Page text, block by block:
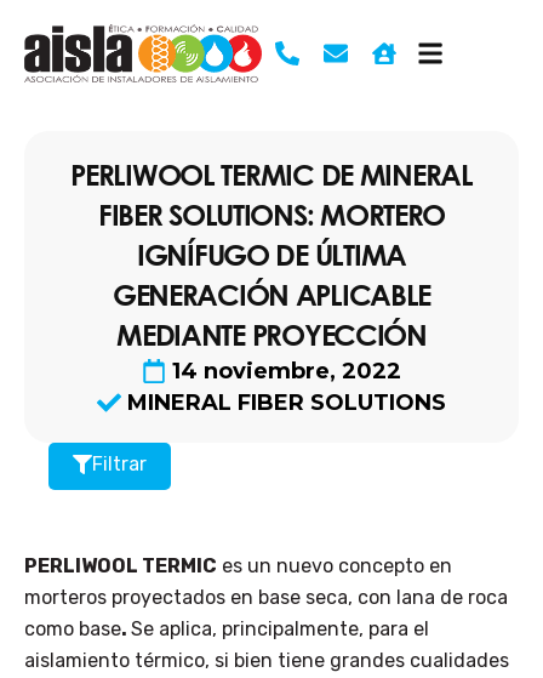
contenido
PERLIWOOL TERMIC DE MINERAL
FIBER SOLUTIONS: MORTERO
IGNÍFUGO DE ÚLTIMA
GENERACIÓN APLICABLE
MEDIANTE PROYECCIÓN
14 noviembre, 2022
MINERAL FIBER SOLUTIONS
Filtrar
PERLIWOOL TERMIC es un nuevo concepto en
morteros proyectados en base seca, con lana de roca
como base. Se aplica, principalmente, para el
aislamiento térmico, si bien tiene grandes cualidades